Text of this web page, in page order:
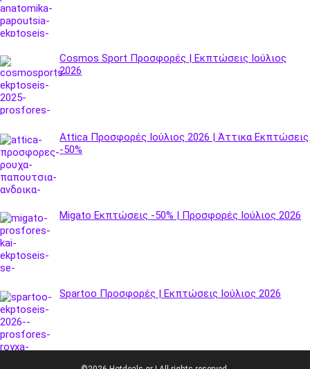
Cosmos Sport Προσφορές | Εκπτώσεις Ιούλιος
2026
Attica Προσφορές Ιούλιος 2026 | Άττικα Εκπτώσεις
-50%
Migato Εκπτώσεις -50% | Προσφορές Ιούλιος 2026
Spartoo Προσφορές | Εκπτώσεις Ιούλιος 2026